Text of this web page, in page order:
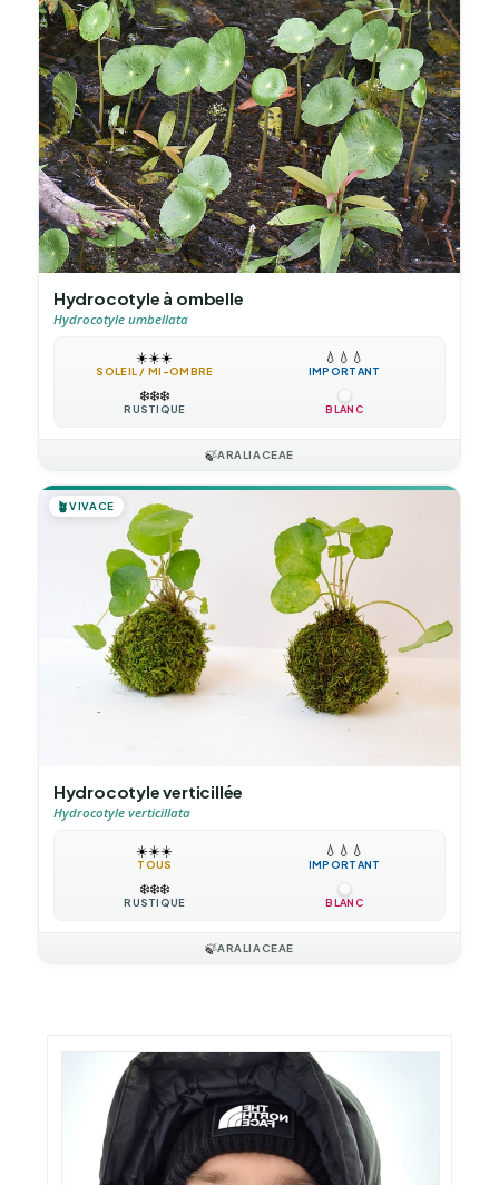
Hydrocotyle à ombelle
Hydrocotyle umbellata
☀️☀️☀️
SOLEIL / MI-OMBRE
💧 💧 💧
IMPORTANT
❄️❄️❄️
RUSTIQUE BLANC
🍃ARALIACEAE
🪴VIVACE
Hydrocotyle verticillée
Hydrocotyle verticillata
☀️☀️☀️
TOUS
💧 💧 💧
IMPORTANT
❄️❄️❄️
RUSTIQUE BLANC
🍃ARALIACEAE